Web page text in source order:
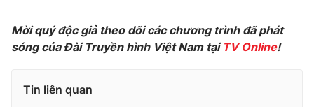
Tư vấn
Emagazine
Mời quý độc giả theo dõi các chương trình đã phát
sóng của Đài Truyền hình Việt Nam tại TV Online!
Tin liên quan